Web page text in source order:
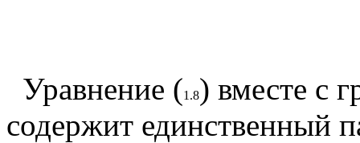
Уравнение (1.8) вместе с
содержит единственный